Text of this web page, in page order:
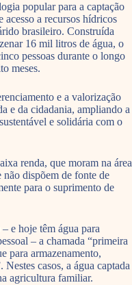
popular para a captação
acesso a recursos hídricos
brasileiro. Construída
16 mil litros de água, o
pessoas durante o longo
meses.
e a valorização
e da cidadania, ampliando a
e solidária com o
renda, que moram na área
dispõem de fonte de
para o suprimento de
e hoje têm água para
– a chamada “primeira
para armazenamento,
casos, a água captada
agricultura familiar.